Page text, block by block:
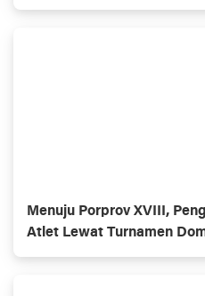
Menuju Porprov XVIII,
Atlet Lewat Turnamen